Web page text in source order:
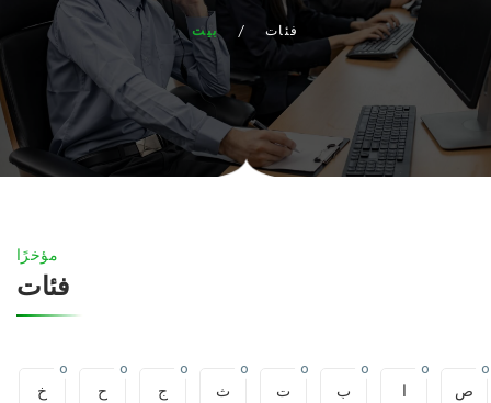
بيت / فئات
مؤخرًا
فئات
خ
0
ح
0
ج
0
ث
0
ت
0
ب
0
ا
0
ص
0